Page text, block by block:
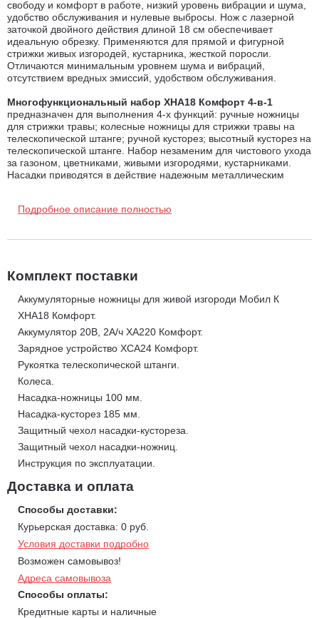
свободу и комфорт в работе, низкий уровень вибрации и шума,
удобство обслуживания и нулевые выбросы. Нож с лазерной
заточкой двойного действия длиной 18 см обеспечивает
идеальную обрезку. Применяются для прямой и фигурной
стрижки живых изгородей, кустарника, жесткой поросли.
Отличаются минимальным уровнем шума и вибраций,
отсутствием вредных эмиссий, удобством обслуживания.
Многофункциональный набор ХНА18 Комфорт 4-в-1
предназначен для выполнения 4-х функций: ручные ножницы
для стрижки травы; колесные ножницы для стрижки травы на
телескопической штанге; ручной кусторез; высотный кусторез на
телескопической штанге. Набор незаменим для чистового ухода
за газоном, цветниками, живыми изгородями, кустарниками.
Насадки приводятся в действие надежным металлическим
направлениях, что существенно повышает эффективность реза
Расстояние между ножами насадки-ножниц - 10 мм.
Расстояние между ножами насадки-кустореза - 7,5 мм.
Длина телескопической штанги- 630-920 мм.
Подробное описание полностью
Комплект поставки
Аккумуляторные ножницы для живой изгороди Мобил К
XHA18 Комфорт.
Аккумулятор 20В, 2А/ч XА220 Комфорт.
Зарядное устройство ХСА24 Комфорт.
Рукоятка телескопической штанги.
Колеса.
Насадка-ножницы 100 мм.
Насадка-кусторез 185 мм.
Защитный чехол насадки-кустореза.
Защитный чехол насадки-ножниц.
Инструкция по эксплуатации.
Доставка и оплата
Способы доставки:
Курьерская доставка: 0 руб.
Условия доставки подробно
Возможен самовывоз!
Адреса самовывоза
Способы оплаты:
Кредитные карты и наличные